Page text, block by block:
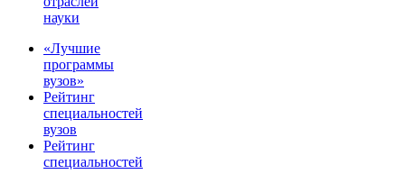
науки
«Лучшие
программы
вузов»
Рейтинг
специальностей
вузов
Рейтинг
специальностей